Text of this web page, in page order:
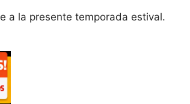
a la presente temporada estival.